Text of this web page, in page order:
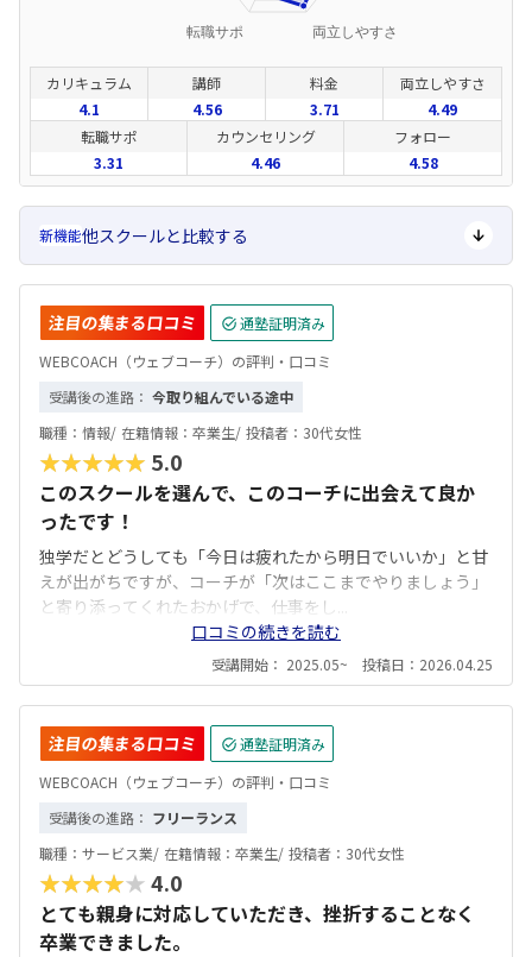
カリキュラム
4.1
講師
4.56
料金
3.71
両立しやすさ
4.49
転職サポ
3.31
カウンセリング
4.46
フォロー
4.58
新機能他スクールと比較する
注目の集まる口コミ
通塾証明済み
WEBCOACH（ウェブコーチ）の評判・口コミ
受講後の進路： 今取り組んでいる途中
職種： 情報/ 在籍情報： 卒業生/ 投稿者： 30代女性
★★★★★ 5.0
このスクールを選んで、このコーチに出会えて良か
ったです！
独学だとどうしても「今日は疲れたから明日でいいか」と甘
えが出がちですが、コーチが「次はここまでやりましょう」
と寄り添ってくれたおかげで、仕事をし...
口コミの続きを読む
受講開始： 2025.05~ 投稿日：2026.04.25
注目の集まる口コミ
通塾証明済み
WEBCOACH（ウェブコーチ）の評判・口コミ
受講後の進路： フリーランス
職種： サービス業/ 在籍情報： 卒業生/ 投稿者： 30代女性
★★★★★4.0
とても親身に対応していただき、挫折することなく
卒業できました。